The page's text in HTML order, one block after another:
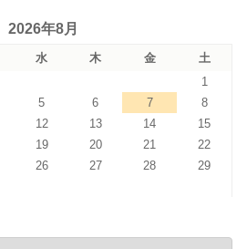
2026年8月
水 木 金
土
1
5 6 7
8
12 13 14
15
19 20 21
22
26 27 28
29